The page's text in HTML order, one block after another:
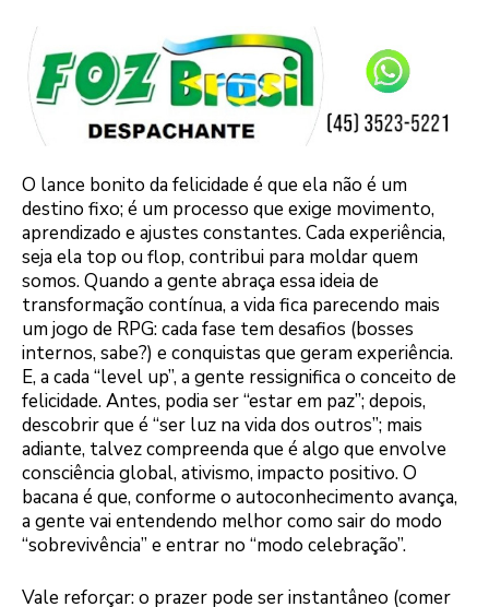
O lance bonito da felicidade é que ela não é um
destino fixo; é um processo que exige movimento,
aprendizado e ajustes constantes. Cada experiência,
seja ela top ou flop, contribui para moldar quem
somos. Quando a gente abraça essa ideia de
transformação contínua, a vida fica parecendo mais
um jogo de RPG: cada fase tem desafios (bosses
internos, sabe?) e conquistas que geram experiência.
E, a cada “level up”, a gente ressignifica o conceito de
felicidade. Antes, podia ser “estar em paz”; depois,
descobrir que é “ser luz na vida dos outros”; mais
adiante, talvez compreenda que é algo que envolve
consciência global, ativismo, impacto positivo. O
bacana é que, conforme o autoconhecimento avança,
a gente vai entendendo melhor como sair do modo
“sobrevivência” e entrar no “modo celebração”.
Vale reforçar: o prazer pode ser instantâneo (comer